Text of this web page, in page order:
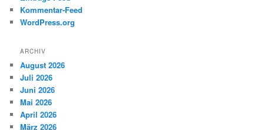
Kommentar-Feed
WordPress.org
ARCHIV
August 2026
Juli 2026
Juni 2026
Mai 2026
April 2026
März 2026